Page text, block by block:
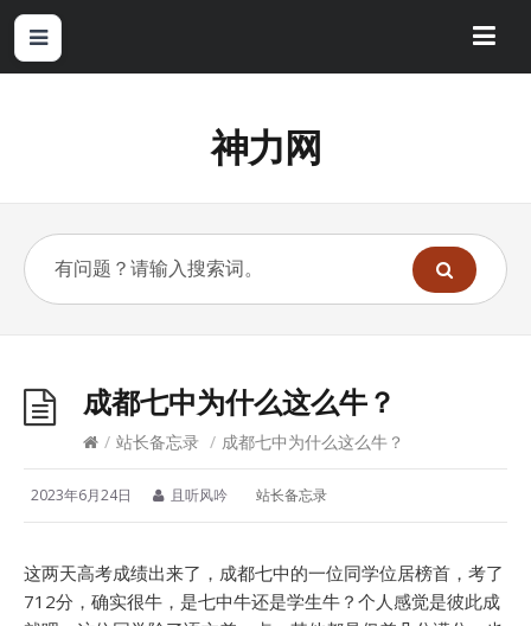
神力网
成都七中为什么这么牛？
/ 站长备忘录 / 成都七中为什么这么牛？
2023年6月24日 且听风吟 站长备忘录
这两天高考成绩出来了，成都七中的一位同学位居榜首，考了
712分，确实很牛，是七中牛还是学生牛？个人感觉是彼此成